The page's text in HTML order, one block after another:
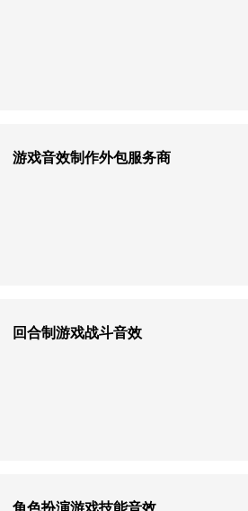
游戏音效制作外包服务商
回合制游戏战斗音效
角色扮演游戏技能音效